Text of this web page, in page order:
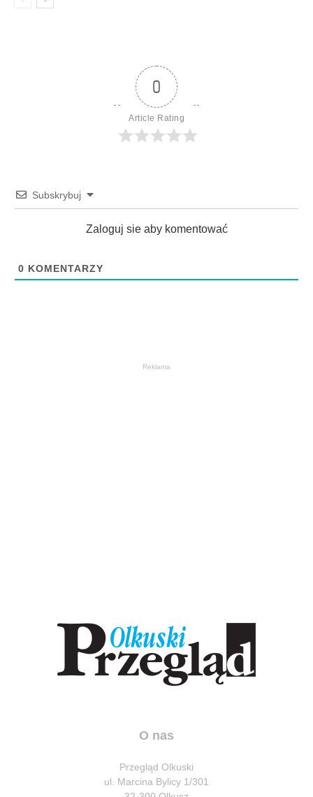
0
Article Rating
Subskrybuj
Zaloguj sie aby komentować
0 KOMENTARZY
Reklama
O nas
Przegląd Olkuski
ul. Marcina Bylicy 1/301